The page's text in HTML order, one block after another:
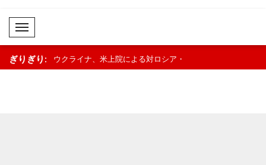
Mobil Menü
ぎりぎり:
人死亡、30 ウクライナ、米上院による対ロシア・